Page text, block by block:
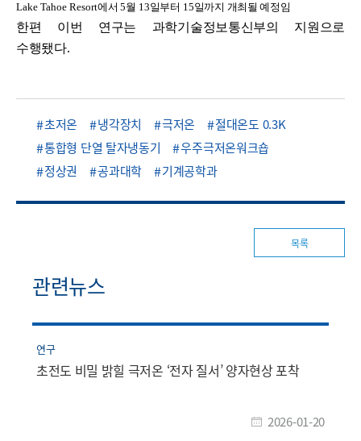
Lake Tahoe Resort에서5월 13일부터 15일까지 개최될 예정임
한편 이번 연구는 과학기술정보통신부의 지원으로
수행됐다.
초저온 냉각장치 극저온
절대온도 0.3K
통합형 단열 탈자냉동기
우주극저온워크숍
정상권
공과대학 기계공학과
목록
관련뉴스
연구
초전도 비밀 밝힐 극저온 ‘전자 질서’ 양자현상 포착
2026-01-20